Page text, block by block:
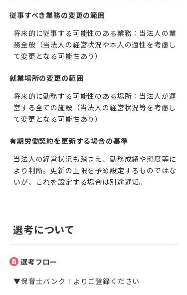
従事すべき業務の変更の範囲
将来的に従事する可能性のある業務：当法人の業
務全般（当法人の経営状況や本人の適性を考慮し
て変更となる可能性あり）
就業場所の変更の範囲
将来的に勤務する可能性のある場所：当法人が運
営する全ての施設（当法人の経営状況等を考慮し
て変更となる可能性あり）
有期労働契約を更新する場合の基準
当法人の経営状況も踏まえ、勤務成績や態度等に
より判断。更新の上限を予め設定するものではな
いが、これを設定する場合は別途通知。
選考について
選考フロー
▼保育士バンク！よりご登録ください